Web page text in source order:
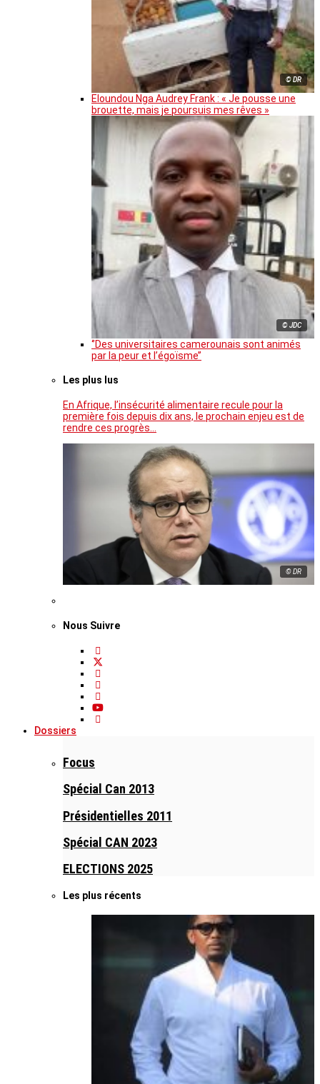
© DR
Eloundou Nga Audrey Frank : « Je pousse une
brouette, mais je poursuis mes rêves »
© JDC
‘’Des universitaires camerounais sont animés
par la peur et l’égoïsme’’
Les plus lus
En Afrique, l’insécurité alimentaire recule pour la
première fois depuis dix ans, le prochain enjeu est de
rendre ces progrès…
© DR
Nous Suivre
Dossiers
Focus
Spécial Can 2013
Présidentielles 2011
Spécial CAN 2023
ELECTIONS 2025
Les plus récents